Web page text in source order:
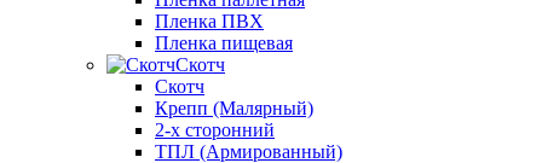
Пленка ПВХ
Пленка пищевая
Скотч
Скотч
Крепп (Малярный)
2-х сторонний
ТПЛ (Армированный)